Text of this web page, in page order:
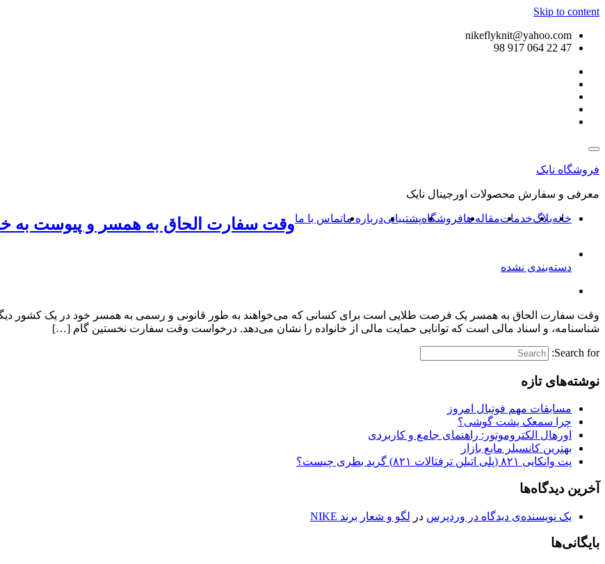
Skip to content
nikeflyknit@yahoo.com
47 22 064 917 98
فروشگاه نایک
معرفی و سفارش محصولات اورجینال نایک
خانهبلاگخدماتمقاله هافروشگاهپشتیبانیدرباره ماتماس با ماوقت سفارت الحاق به همسر و پیوست به
دسته‌بندی نشده
وقت سفارت الحاق به همسر یک فرصت طلایی است برای کسانی که می‌خواهند به طور قانونی و رسمی به همسر خود در یک کشور دیگر
شناسنامه، و اسناد مالی است که توانایی حمایت مالی از خانواده را نشان می‌دهد. درخواست وقت سفارت نخستین گام […]
Search for:
نوشته‌های تازه
مسابقات مهم فوتبال امروز
چرا سمعک پشت گوشی؟
اورهال الکتروموتور: راهنمای جامع و کاربردی
بهترین کانسیلر مایع بازار
پت وانکایی ۸۲۱ (پلی اتیلن ترفتالات ۸۲۱) گرید بطری چیست؟
آخرین دیدگاه‌ها
یک نویسنده‌ی دیدگاه در وردپرس در لگو و شعار برند NIKE
بایگانی‌ها